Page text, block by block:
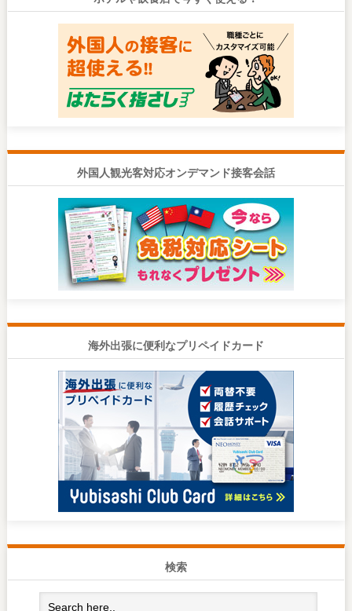
外国人観光客対応オンデマンド接客会話
海外出張に便利なプリペイドカード
検索